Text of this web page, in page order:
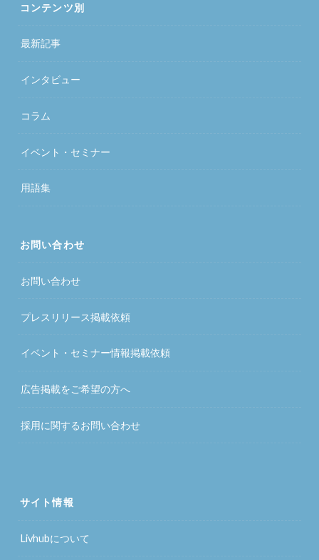
コンテンツ別
最新記事
インタビュー
コラム
イベント・セミナー
用語集
お問い合わせ
お問い合わせ
プレスリリース掲載依頼
イベント・セミナー情報掲載依頼
広告掲載をご希望の方へ
採用に関するお問い合わせ
サイト情報
Livhubについて